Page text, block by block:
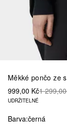
Měkké pončo ze
999,00 Kč1
UDRŽITELNÉ
Barva:černá